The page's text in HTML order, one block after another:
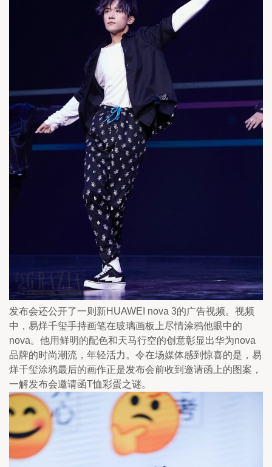
发布会还公开了一则新HUAWEI nova 3的广告视频。视频
中，易烊千玺手持画笔在玻璃画板上尽情涂鸦他眼中的
nova。他用鲜明的配色和天马行空的创意彰显出华为nova
品牌的时尚潮流，年轻活力。令在场媒体感到惊喜的是，易
烊千玺涂鸦最后的画作正是发布会前收到邀请函上的图案，
一解发布会邀请函T恤彩蛋之谜。